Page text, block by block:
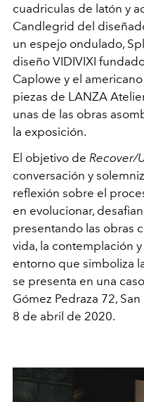
cuadriculas de latón y
Candlegrid del
un espejo ondulado,
diseño VIDIVIXI
Caplowe y el
piezas de LANZA
unas de las obras
la exposición.
El objetivo de Recover/
conversación y
reflexión sobre el
en evolucionar,
presentando las obras
vida, la contemplación
entorno que simboliza
se presenta en una
Gómez Pedraza 72,
8 de abril de 2020.